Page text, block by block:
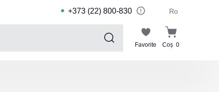
+373 (22) 800-830 Ro
Favorite Coș 0